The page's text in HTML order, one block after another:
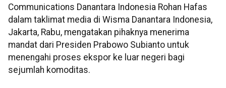
Communications Danantara Indonesia Rohan Hafas
dalam taklimat media di Wisma Danantara Indonesia,
Jakarta, Rabu, mengatakan pihaknya menerima
mandat dari Presiden Prabowo Subianto untuk
menengahi proses ekspor ke luar negeri bagi
sejumlah komoditas.